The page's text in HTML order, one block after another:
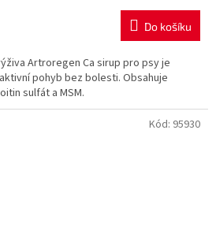
Do košíku
Artroregen Ca sirup pro psy je
pohyb bez bolesti. Obsahuje
sulfát a MSM.
Kód: 95930